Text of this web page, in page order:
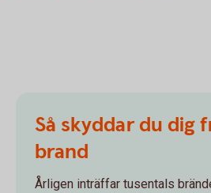
Så skyddar du dig
brand
Årligen inträffar tusentals